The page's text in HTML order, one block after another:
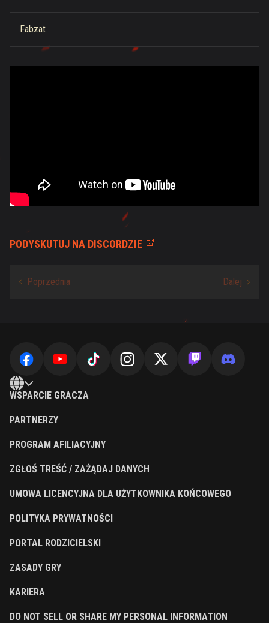
Fabzat
PODYSKUTUJ NA DISCORDZIE
WSPARCIE GRACZA
PARTNERZY
PROGRAM AFILIACYJNY
ZGŁOŚ TREŚĆ / ZAŻĄDAJ DANYCH
UMOWA LICENCYJNA DLA UŻYTKOWNIKA KOŃCOWEGO
POLITYKA PRYWATNOŚCI
PORTAL RODZICIELSKI
ZASADY GRY
KARIERA
DO NOT SELL OR SHARE MY PERSONAL INFORMATION